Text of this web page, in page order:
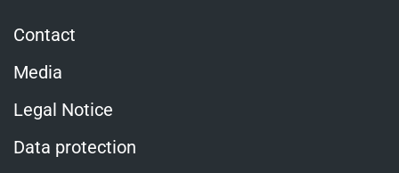
Contact
Media
Legal Notice
Data protection